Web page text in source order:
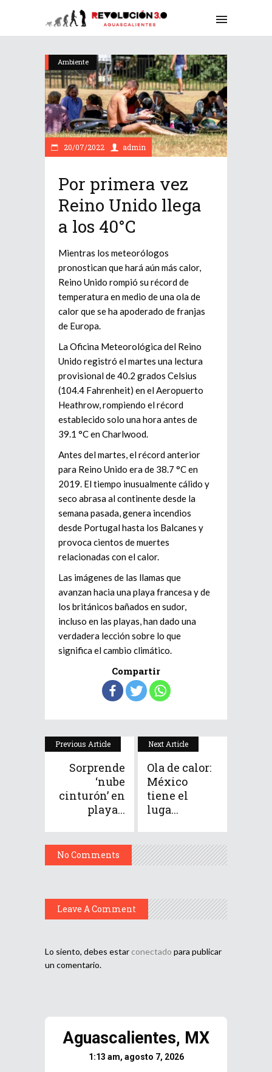
Ambiente
20/07/2022 admin
Por primera vez
Reino Unido llega
a los 40°C
Mientras los meteorólogos
pronostican que hará aún más calor,
Reino Unido rompió su récord de
temperatura en medio de una ola de
calor que se ha apoderado de franjas
de Europa.
La Oficina Meteorológica del Reino
Unido registró el martes una lectura
provisional de 40.2 grados Celsius
(104.4 Fahrenheit) en el Aeropuerto
Heathrow, rompiendo el récord
establecido solo una hora antes de
39.1 °C en Charlwood.
Antes del martes, el récord anterior
para Reino Unido era de 38.7 °C en
2019. El tiempo inusualmente cálido y
seco abrasa al continente desde la
semana pasada, genera incendios
desde Portugal hasta los Balcanes y
provoca cientos de muertes
relacionadas con el calor.
Las imágenes de las llamas que
avanzan hacia una playa francesa y de
los británicos bañados en sudor,
incluso en las playas, han dado una
verdadera lección sobre lo que
significa el cambio climático.
Compartir
Previous Article
Sorprende
‘nube
cinturón’ en
playa...
Next Article
Ola de calor:
México
tiene el
luga...
No Comments
Leave A Comment
Lo siento, debes estar conectado para publicar
un comentario.
Aguascalientes, MX
1:13 am, agosto 7, 2026